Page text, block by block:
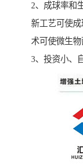
2、成球率和
新工艺可使
术可使微生物
3、投资小、